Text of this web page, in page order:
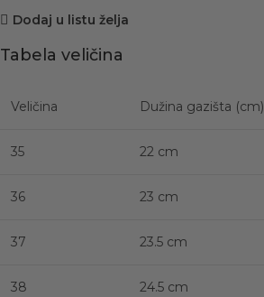
Dodaj u listu želja
Tabela veličina
Veličina Dužina gazišta (cm)
35 22 cm
36 23 cm
37 23.5 cm
38 24.5 cm